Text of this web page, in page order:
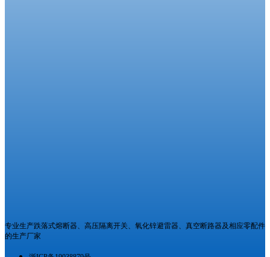
专业生产跌落式熔断器、高压隔离开关、氧化锌避雷器、真空断路器及相应零配件
的生产厂家